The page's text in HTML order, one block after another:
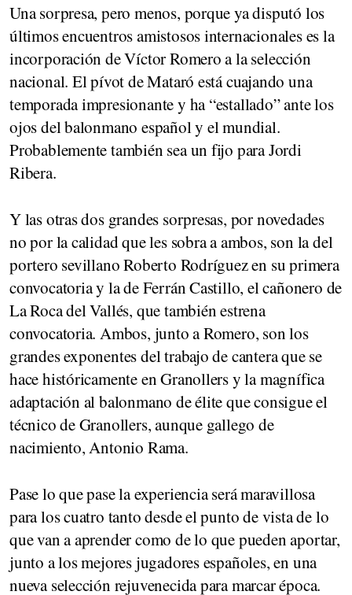
Una sorpresa, pero menos, porque ya disputó los
últimos encuentros amistosos internacionales es la
incorporación de Víctor Romero a la selección
nacional. El pívot de Mataró está cuajando una
temporada impresionante y ha “estallado” ante los
ojos del balonmano español y el mundial.
Probablemente también sea un fijo para Jordi
Ribera.
Y las otras dos grandes sorpresas, por novedades
no por la calidad que les sobra a ambos, son la del
portero sevillano Roberto Rodríguez en su primera
convocatoria y la de Ferrán Castillo, el cañonero de
La Roca del Vallés, que también estrena
convocatoria. Ambos, junto a Romero, son los
grandes exponentes del trabajo de cantera que se
hace históricamente en Granollers y la magnífica
adaptación al balonmano de élite que consigue el
técnico de Granollers, aunque gallego de
nacimiento, Antonio Rama.
Pase lo que pase la experiencia será maravillosa
para los cuatro tanto desde el punto de vista de lo
que van a aprender como de lo que pueden aportar,
junto a los mejores jugadores españoles, en una
nueva selección rejuvenecida para marcar época.